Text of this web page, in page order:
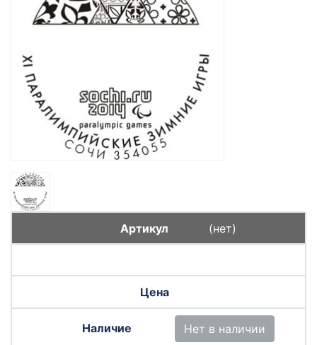
(нет)
Нет в наличии